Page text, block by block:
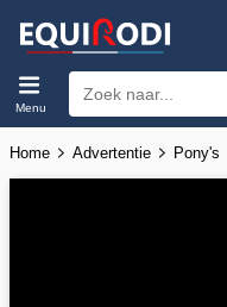
Menu
Home Advertentie Pony's